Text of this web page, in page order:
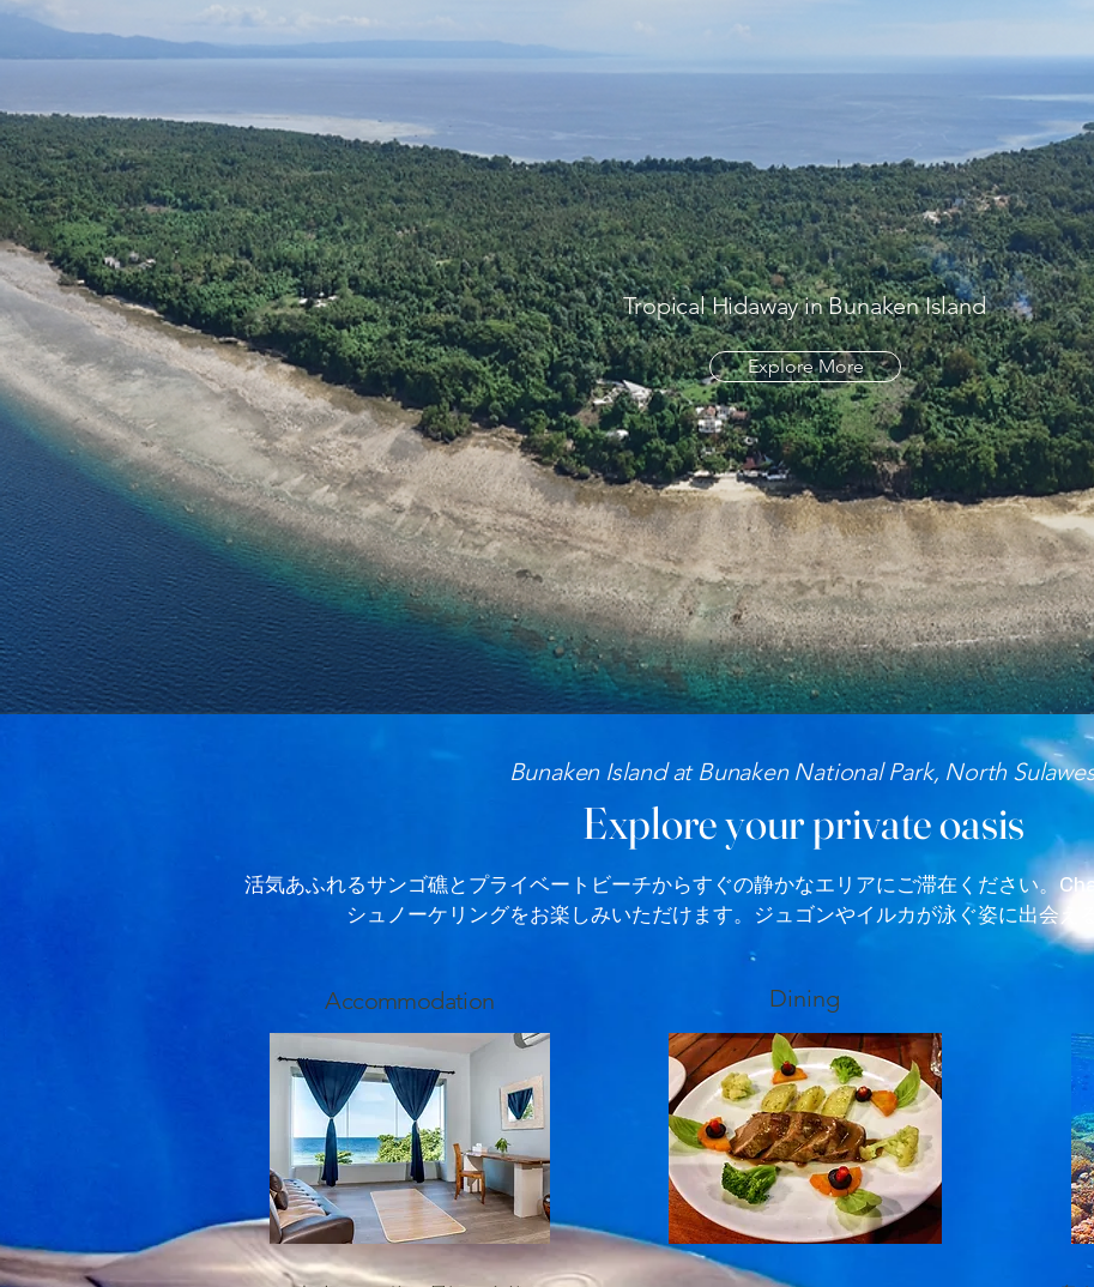
Tropical Hidaway in Bunaken Island
Explore More
Bunaken Island at Bunaken National Park, North
Explore your private oasis
活気あふれるサンゴ礁とプライベートビーチからすぐの静かなエリアにご滞在ください。
シュノーケリングをお楽しみいただけます。ジュゴンやイルカが泳ぐ姿に出会え
Accommodation Dining